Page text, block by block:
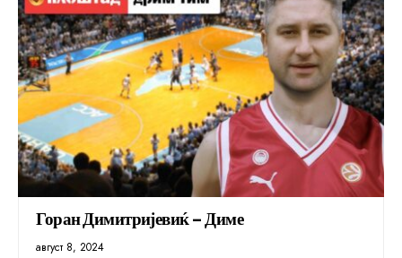
Горан Димитријевиќ – Диме
август 8, 2024